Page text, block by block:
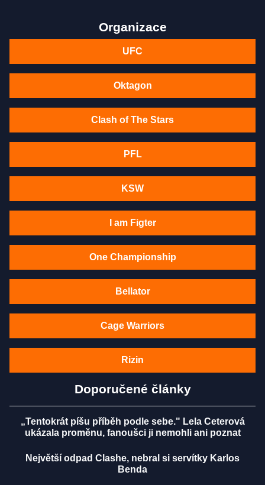
Organizace
UFC
Oktagon
Clash of The Stars
PFL
KSW
I am Figter
One Championship
Bellator
Cage Warriors
Rizin
Doporučené články
„Tentokrát píšu příběh podle sebe." Lela Ceterová
ukázala proměnu, fanoušci ji nemohli ani poznat
Největší odpad Clashe, nebral si servítky Karlos
Benda